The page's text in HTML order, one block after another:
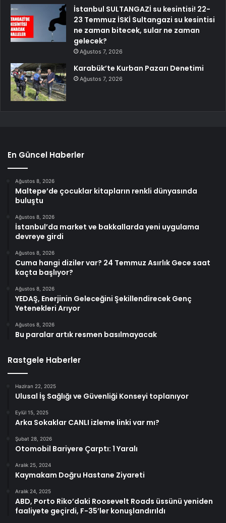
İstanbul SULTANGAZİ su kesintisi! 22-
23 Temmuz İSKİ Sultangazi su kesintisi
ne zaman bitecek, sular ne zaman
gelecek?
Ağustos 7, 2026
Karabük’te Kurban Pazarı Denetimi
Ağustos 7, 2026
En Güncel Haberler
Ağustos 8, 2026
Maltepe’de çocuklar kitapların renkli dünyasında
buluştu
Ağustos 8, 2026
İstanbul’da market ve bakkallarda yeni uygulama
devreye girdi
Ağustos 8, 2026
Cuma hangi diziler var? 24 Temmuz Asırlık Gece saat
kaçta başlıyor?
Ağustos 8, 2026
YEDAŞ, Enerjinin Geleceğini Şekillendirecek Genç
Yetenekleri Arıyor
Ağustos 8, 2026
Bu paralar artık resmen basılmayacak
Rastgele Haberler
Haziran 22, 2025
Ulusal İş Sağlığı ve Güvenliği Konseyi toplanıyor
Eylül 15, 2025
Arka Sokaklar CANLI izleme linki var mı?
Şubat 28, 2026
Otomobil Bariyere Çarptı: 1 Yaralı
Aralık 25, 2024
Kaymakam Doğru Hastane Ziyareti
Aralık 24, 2025
ABD, Porto Riko’daki Roosevelt Roads üssünü yeniden
faaliyete geçirdi, F-35’ler konuşlandırıldı